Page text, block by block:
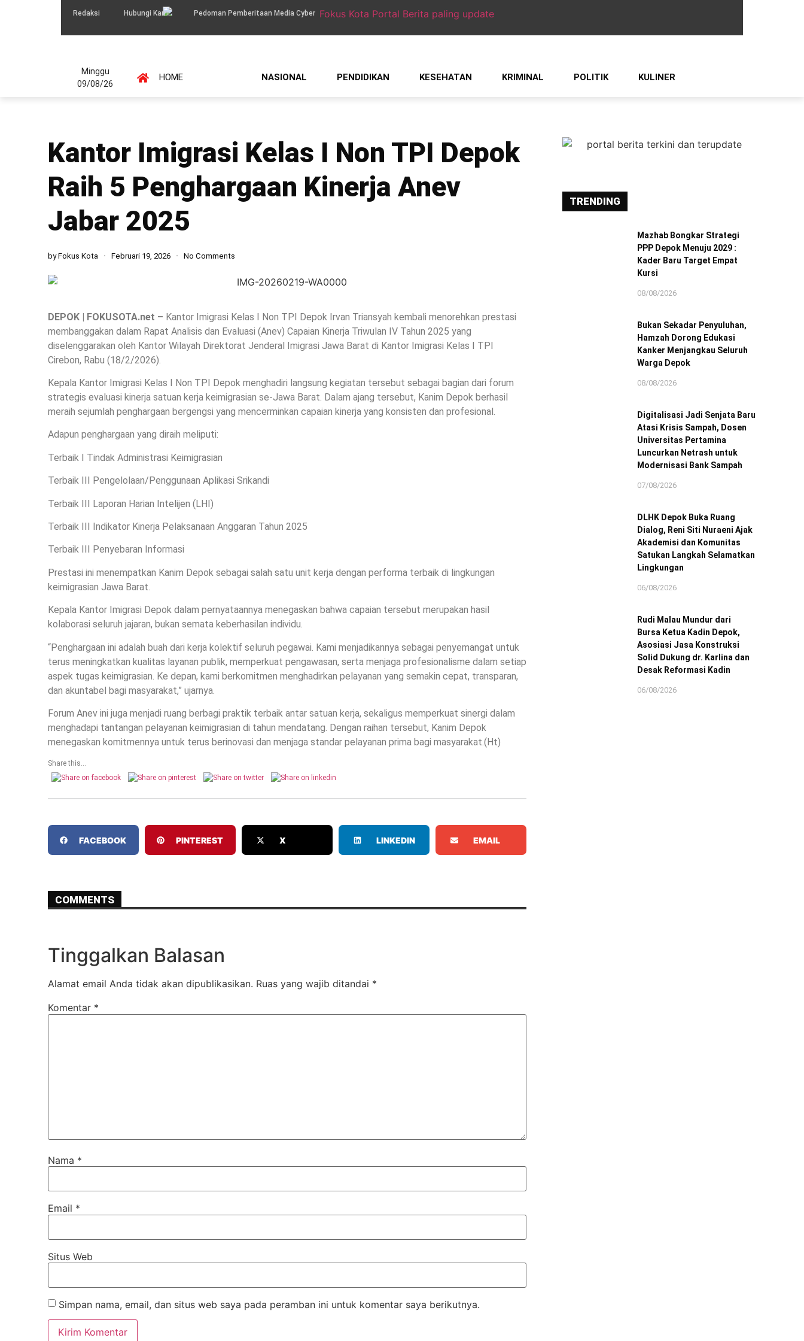
Redaksi Hubungi Kami Pedoman Pemberitaan Media Cyber
Minggu
09/08/26
HOME NASIONAL PENDIDIKAN KESEHATAN KRIMINAL POLITIK KULINER
Kantor Imigrasi Kelas I Non TPI Depok
Raih 5 Penghargaan Kinerja Anev
Jabar 2025
byFokus Kota Februari 19, 2026 No Comments
DEPOK | FOKUSOTA.net – Kantor Imigrasi Kelas I Non TPI Depok Irvan Triansyah kembali menorehkan prestasi
membanggakan dalam Rapat Analisis dan Evaluasi (Anev) Capaian Kinerja Triwulan IV Tahun 2025 yang
diselenggarakan oleh Kantor Wilayah Direktorat Jenderal Imigrasi Jawa Barat di Kantor Imigrasi Kelas I TPI
Cirebon, Rabu (18/2/2026).
Kepala Kantor Imigrasi Kelas I Non TPI Depok menghadiri langsung kegiatan tersebut sebagai bagian dari forum
strategis evaluasi kinerja satuan kerja keimigrasian se-Jawa Barat. Dalam ajang tersebut, Kanim Depok berhasil
meraih sejumlah penghargaan bergengsi yang mencerminkan capaian kinerja yang konsisten dan profesional.
Adapun penghargaan yang diraih meliputi:
Terbaik I Tindak Administrasi Keimigrasian
Terbaik III Pengelolaan/Penggunaan Aplikasi Srikandi
Terbaik III Laporan Harian Intelijen (LHI)
Terbaik III Indikator Kinerja Pelaksanaan Anggaran Tahun 2025
Terbaik III Penyebaran Informasi
Prestasi ini menempatkan Kanim Depok sebagai salah satu unit kerja dengan performa terbaik di lingkungan
keimigrasian Jawa Barat.
Kepala Kantor Imigrasi Depok dalam pernyataannya menegaskan bahwa capaian tersebut merupakan hasil
kolaborasi seluruh jajaran, bukan semata keberhasilan individu.
“Penghargaan ini adalah buah dari kerja kolektif seluruh pegawai. Kami menjadikannya sebagai penyemangat untuk
terus meningkatkan kualitas layanan publik, memperkuat pengawasan, serta menjaga profesionalisme dalam setiap
aspek tugas keimigrasian. Ke depan, kami berkomitmen menghadirkan pelayanan yang semakin cepat, transparan,
dan akuntabel bagi masyarakat,” ujarnya.
Forum Anev ini juga menjadi ruang berbagi praktik terbaik antar satuan kerja, sekaligus memperkuat sinergi dalam
menghadapi tantangan pelayanan keimigrasian di tahun mendatang. Dengan raihan tersebut, Kanim Depok
menegaskan komitmennya untuk terus berinovasi dan menjaga standar pelayanan prima bagi masyarakat.(Ht)
Share this...
FACEBOOK PINTEREST X LINKEDIN EMAIL
COMMENTS
Tinggalkan Balasan
Alamat email Anda tidak akan dipublikasikan. Ruas yang wajib ditandai *
Komentar *
Nama *
Email *
Situs Web
Simpan nama, email, dan situs web saya pada peramban ini untuk komentar saya berikutnya.
TRENDING
Mazhab Bongkar Strategi
PPP Depok Menuju 2029 :
Kader Baru Target Empat
Kursi
08/08/2026
Bukan Sekadar Penyuluhan,
Hamzah Dorong Edukasi
Kanker Menjangkau Seluruh
Warga Depok
08/08/2026
Digitalisasi Jadi Senjata Baru
Atasi Krisis Sampah, Dosen
Universitas Pertamina
Luncurkan Netrash untuk
Modernisasi Bank Sampah
07/08/2026
DLHK Depok Buka Ruang
Dialog, Reni Siti Nuraeni Ajak
Akademisi dan Komunitas
Satukan Langkah Selamatkan
Lingkungan
06/08/2026
Rudi Malau Mundur dari
Bursa Ketua Kadin Depok,
Asosiasi Jasa Konstruksi
Solid Dukung dr. Karlina dan
Desak Reformasi Kadin
06/08/2026